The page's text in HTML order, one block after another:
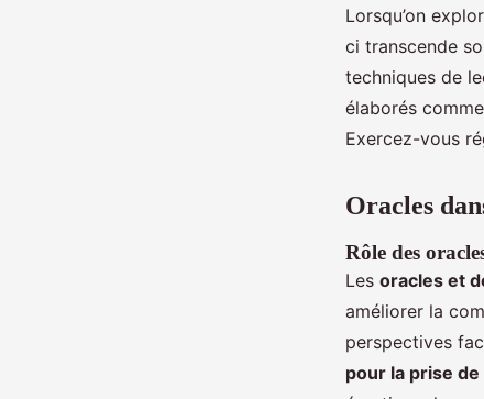
Lorsqu’on
ci transcende
techniques de
élaborés
Exercez-vous
Oracles
Rôle des
Les oracles et
améliorer la
perspectives
pour la prise